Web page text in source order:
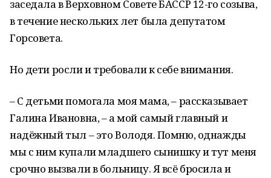
заседала в Верховном Совете БАССР 12-го созыва,
в течение нескольких лет была депутатом
Горсовета.
Но дети росли и требовали к себе внимания.
– С детьми помогала моя мама, – рассказывает
Галина Ивановна, – а мой самый главный и
надёжный тыл – это Володя. Помню, однажды
мы с ним купали младшего сынишку и тут меня
срочно вызвали в больницу. Я всё бросила и